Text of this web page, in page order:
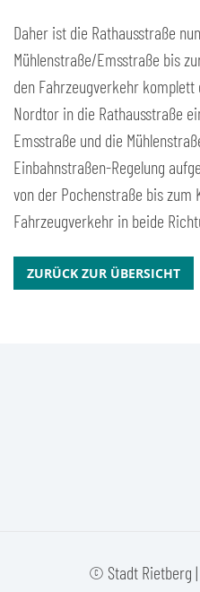
Daher ist die Rathausstraße
Mühlenstraße/Emsstraße bis
den Fahrzeugverkehr
Nordtor in die Rathausstraße
Emsstraße und die
Einbahnstraßen-Regelung
von der Pochenstraße bis zum
Fahrzeugverkehr in beide
ZURÜCK ZUR ÜBERSICHT
© Stadt Rietberg |